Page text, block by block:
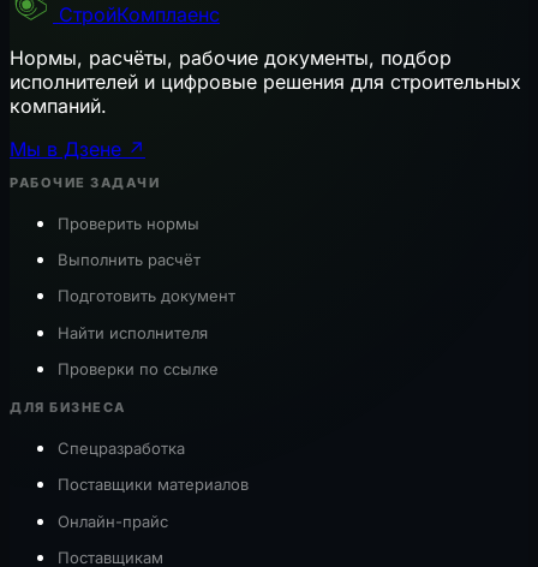
СтройКомплаенс
Нормы, расчёты, рабочие документы, подбор
исполнителей и цифровые решения для строительных
компаний.
Мы в Дзене ↗
РАБОЧИЕ ЗАДАЧИ
Проверить нормы
Выполнить расчёт
Подготовить документ
Найти исполнителя
Проверки по ссылке
ДЛЯ БИЗНЕСА
Спецразработка
Поставщики материалов
Онлайн-прайс
Поставщикам